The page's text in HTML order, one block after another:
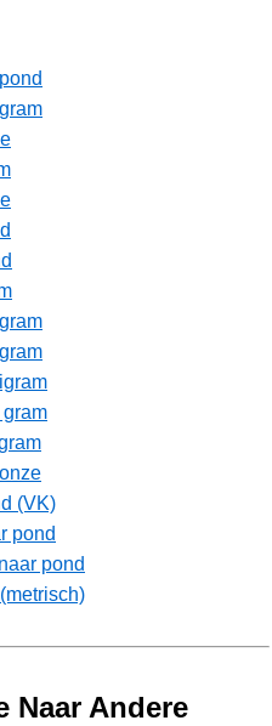
(VK)
pond
pond
Naar Andere